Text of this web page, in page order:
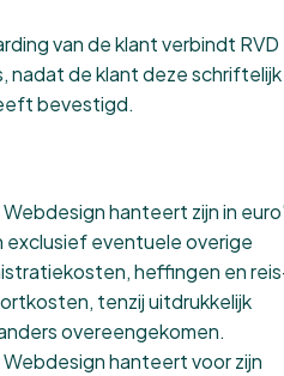
van de klant verbindt RVD
nadat de klant deze schriftelijk
bevestigd.
Webdesign hanteert zijn in
exclusief eventuele overige
heffingen en
tenzij uitdrukkelijk
overeengekomen.
Webdesign hanteert voor zijn